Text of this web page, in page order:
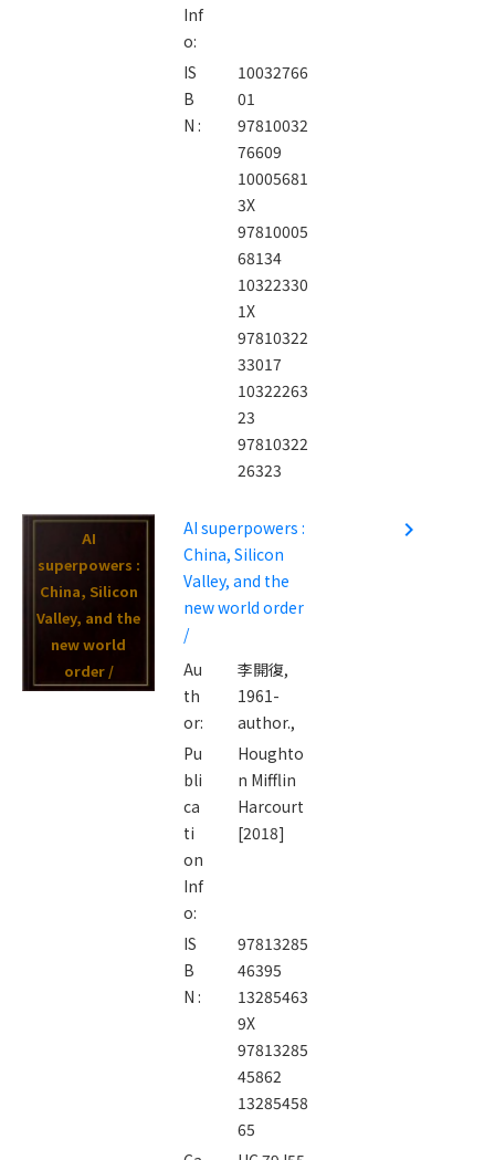
Inf
o:
IS
B
N :
10032766
01
97810032
76609
10005681
3X
97810005
68134
10322330
1X
97810322
33017
10322263
23
97810322
26323
AI
superpowers :
China, Silicon
Valley, and the
new world
order /
AI superpowers :
China, Silicon
Valley, and the
new world order
/
Au
th
or:
李開復,
1961-
author.,
Pu
bli
ca
ti
on
Inf
o:
Houghto
n Mifflin
Harcourt
[2018]
IS
B
N :
97813285
46395
13285463
9X
97813285
45862
13285458
65
navigate_next